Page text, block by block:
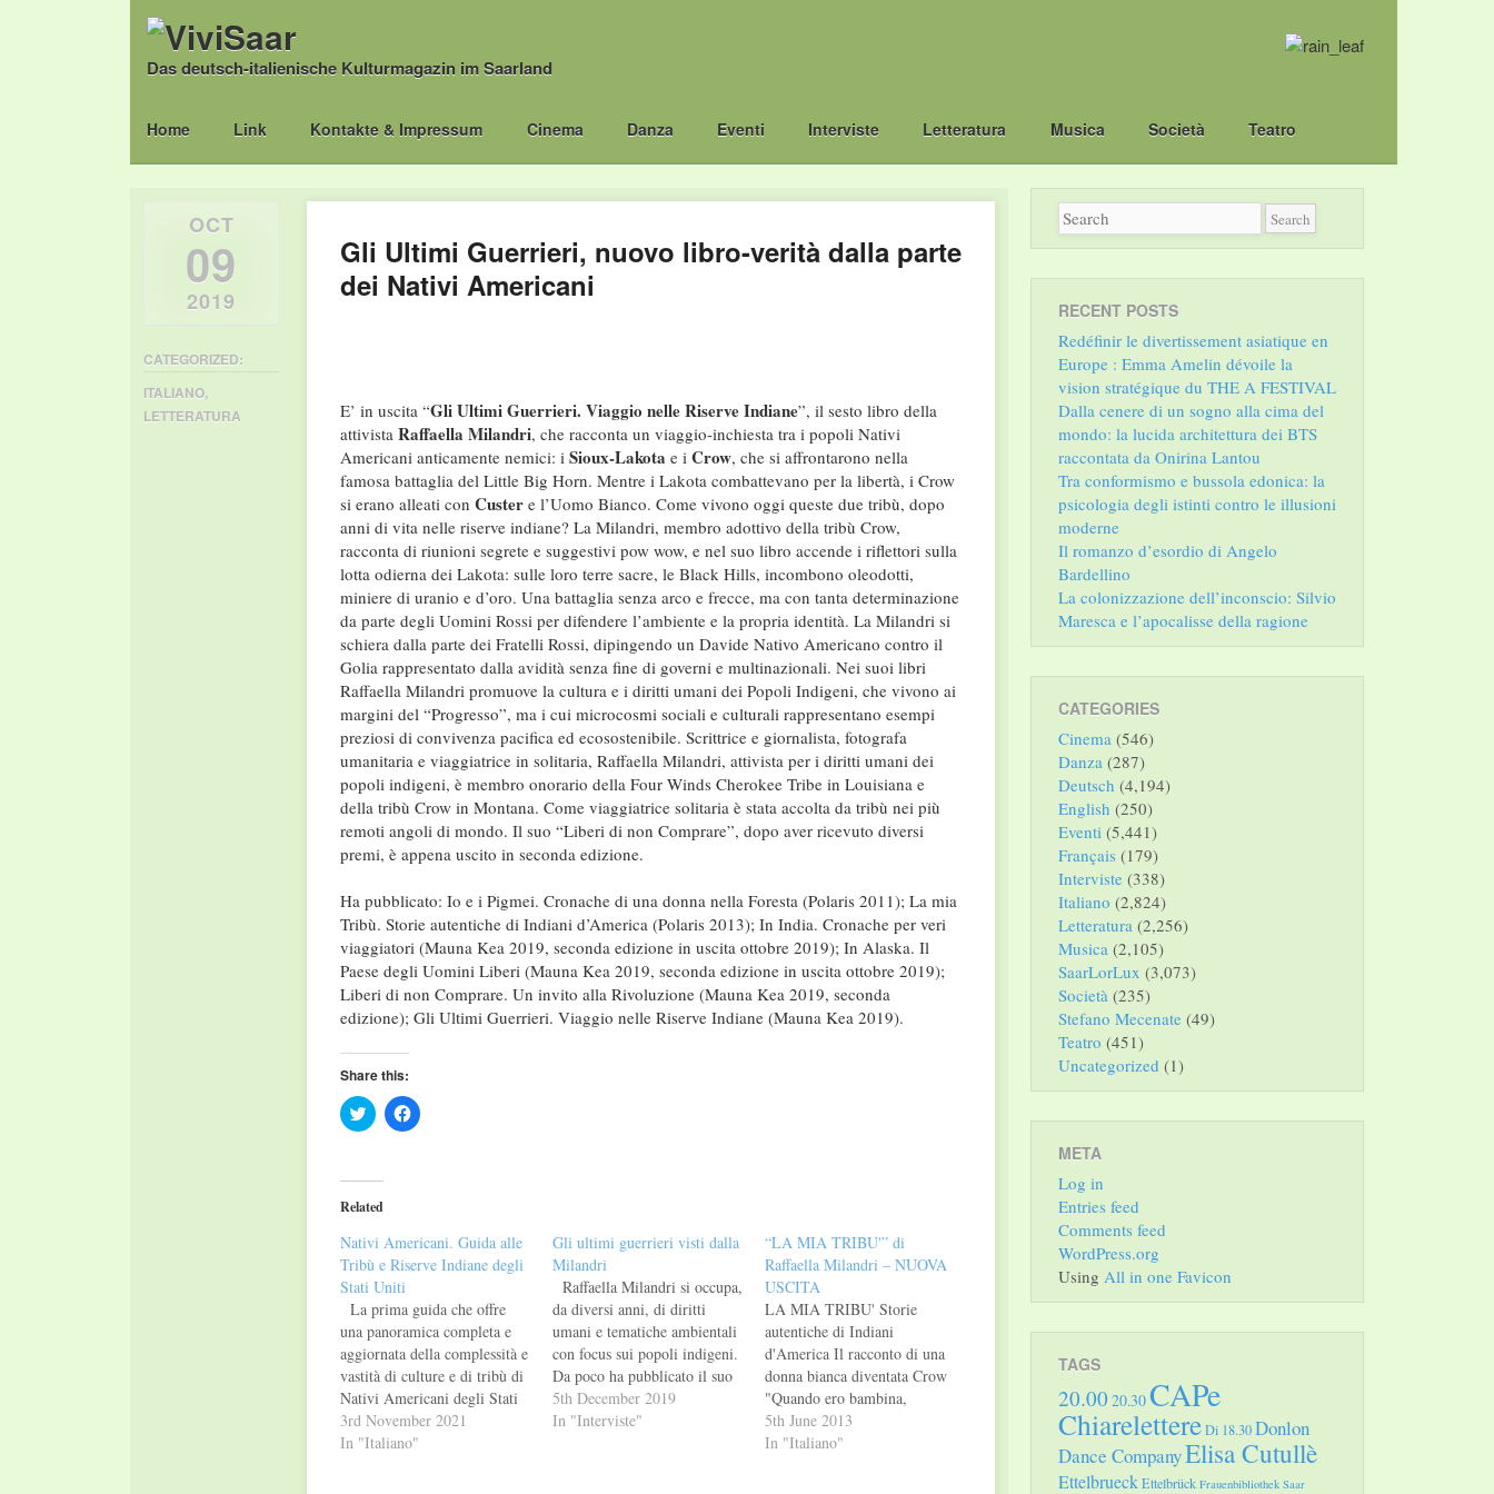
Das deutsch-italienische Kulturmagazin im Saarland
Main menu
Skip
Home Link Kontakte & Impressum Cinema Danza Eventi Interviste Letteratura Musica Società Teatro
Gli Ultimi Guerrieri, nuovo libro-verità dalla parte
dei Nativi Americani
E’ in uscita “Gli Ultimi Guerrieri. Viaggio nelle Riserve Indiane”, il sesto libro della
attivista Raffaella Milandri, che racconta un viaggio-inchiesta tra i popoli Nativi
Americani anticamente nemici: i Sioux-Lakota e i Crow, che si affrontarono nella
famosa battaglia del Little Big Horn. Mentre i Lakota combattevano per la libertà, i Crow
si erano alleati con Custere l’Uomo Bianco. Come vivono oggi queste due tribù, dopo
anni di vita nelle riserve indiane? La Milandri, membro adottivo della tribù Crow,
racconta di riunioni segrete e suggestivi pow wow, e nel suo libro accende i riflettori sulla
lotta odierna dei Lakota: sulle loro terre sacre, le Black Hills, incombono oleodotti,
miniere di uranio e d’oro. Una battaglia senza arco e frecce, ma con tanta determinazione
da parte degli Uomini Rossi per difendere l’ambiente e la propria identità. La Milandri si
schiera dalla parte dei Fratelli Rossi, dipingendo un Davide Nativo Americano contro il
Golia rappresentato dalla avidità senza fine di governi e multinazionali. Nei suoi libri
Raffaella Milandri promuove la cultura e i diritti umani dei Popoli Indigeni, che vivono ai
margini del “Progresso”, ma i cui microcosmi sociali e culturali rappresentano esempi
preziosi di convivenza pacifica ed ecosostenibile. Scrittrice e giornalista, fotografa
umanitaria e viaggiatrice in solitaria, Raffaella Milandri, attivista per i diritti umani dei
popoli indigeni, è membro onorario della Four Winds Cherokee Tribe in Louisiana e
della tribù Crow in Montana. Come viaggiatrice solitaria è stata accolta da tribù nei più
remoti angoli di mondo. Il suo “Liberi di non Comprare”, dopo aver ricevuto diversi
premi, è appena uscito in seconda edizione.
Ha pubblicato: Io e i Pigmei. Cronache di una donna nella Foresta (Polaris 2011); La mia
Tribù. Storie autentiche di Indiani d’America (Polaris 2013); In India. Cronache per veri
viaggiatori (Mauna Kea 2019, seconda edizione in uscita ottobre 2019); In Alaska. Il
Paese degli Uomini Liberi (Mauna Kea 2019, seconda edizione in uscita ottobre 2019);
Liberi di non Comprare. Un invito alla Rivoluzione (Mauna Kea 2019, seconda
edizione); Gli Ultimi Guerrieri. Viaggio nelle Riserve Indiane (Mauna Kea 2019).
Share this:
Click
to
(Opens
in
new
Click
to
Related
Nativi Americani. Guida alle
Tribù e Riserve Indiane degli
Stati Uniti
La prima guida che offre
una panoramica completa e
aggiornata della complessità e
vastità di culture e di tribù di
Nativi Americani degli Stati
Uniti, insieme a Alaska e a
Hawaii. Un testo, nell’ottica
3rd November 2021
In "Italiano"
Gli ultimi guerrieri visti dalla
Milandri
Raffaella Milandri si occupa,
da diversi anni, di diritti
umani e tematiche ambientali
con focus sui popoli indigeni.
Da poco ha pubblicato il suo
ultimo libro «Gli Ultimi
Guerrieri. Viaggio nelle
5th December 2019
In "Interviste"
“LA MIA TRIBU'” di
Raffaella Milandri – NUOVA
USCITA
LA MIA TRIBU' Storie
autentiche di Indiani
d'America Il racconto di una
donna bianca diventata Crow
"Quando ero bambina,
divoravo i fumetti di Tex
Willer e sognavo il Far West
5th June 2013
In "Italiano"
OCT
09
2019
CATEGORIZED:
ITALIANO,
LETTERATURA
RECENT POSTS
Redéfinir le divertissement asiatique en
Europe : Emma Amelin dévoile la
vision stratégique du THE A FESTIVAL
Dalla cenere di un sogno alla cima del
mondo: la lucida architettura dei BTS
raccontata da Onirina Lantou
Tra conformismo e bussola edonica: la
psicologia degli istinti contro le illusioni
moderne
Il romanzo d’esordio di Angelo
Bardellino
La colonizzazione dell’inconscio: Silvio
Maresca e l’apocalisse della ragione
CATEGORIES
Cinema (546)
Danza (287)
Deutsch (4,194)
English (250)
Eventi (5,441)
Français (179)
Interviste (338)
Italiano (2,824)
Letteratura (2,256)
Musica (2,105)
SaarLorLux (3,073)
Società (235)
Stefano Mecenate (49)
Teatro (451)
Uncategorized (1)
META
Log in
Entries feed
Comments feed
WordPress.org
Using All in one Favicon
TAGS
20.00 20.30CAPe
ChiarelettereDi 18.30Donlon
Dance CompanyElisa Cutullè
EttelbrueckEttelbrück Frauenbibliothek Saar